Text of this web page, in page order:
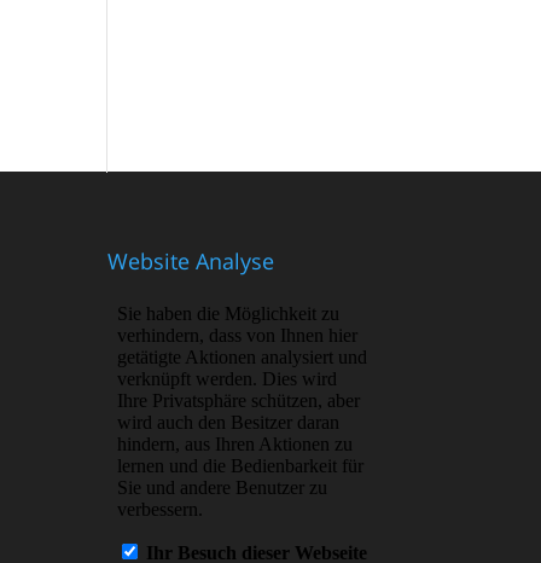
Website Analyse